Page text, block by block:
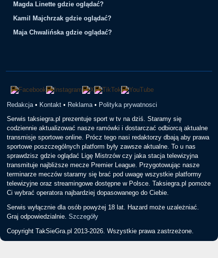
Magda Linette gdzie oglądać?
Kamil Majchrzak gdzie oglądać?
Maja Chwalińska gdzie oglądać?
Redakcja • Kontakt • Reklama • Polityka prywatnosci
Serwis taksiegra.pl prezentuje sport w tv na dziś. Staramy się
codziennie aktualizować nasze ramówki i dostarczać odbiorcą aktualne
transmisje sportowe online. Prócz tego nasi redaktorzy dbają aby prawa
sportowe poszczególnych platform były zawsze aktualne. To u nas
sprawdzisz gdzie oglądać Ligę Mistrzów czy jaka stacja telewizyjna
transmituje najbliższe mecze Premier League. Przygotowując nasze
terminarze meczów staramy się brać pod uwagę wszystkie platformy
telewizyjne oraz streamingowe dostępne w Polsce. Taksiegra.pl pomoże
Ci wybrać operatora najbardziej dopasowanego do Ciebie.
Serwis wyłącznie dla osób powyżej 18 lat. Hazard może uzależniać.
Graj odpowiedzialnie.Szczegóły
Copyright TakSieGra.pl 2013-2026. Wszystkie prawa zastrzeżone.